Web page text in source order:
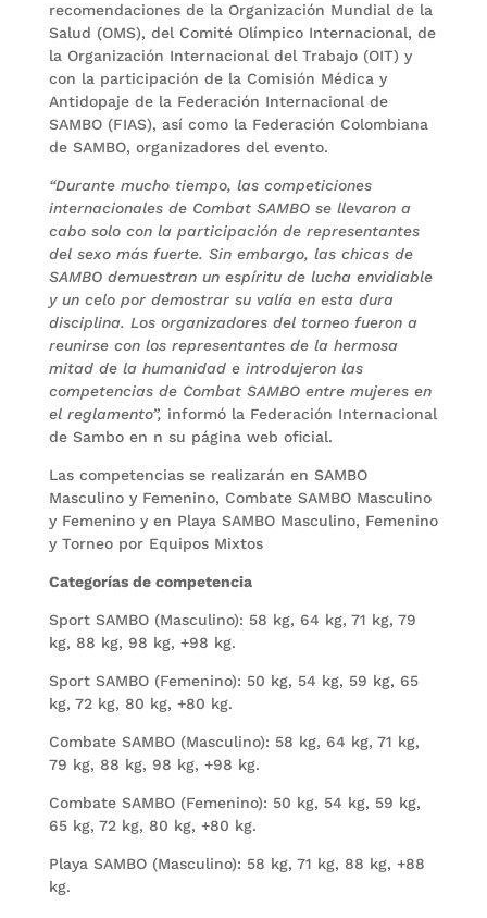
recomendaciones de la Organización Mundial de la
Salud (OMS), del Comité Olímpico Internacional, de
la Organización Internacional del Trabajo (OIT) y
con la participación de la Comisión Médica y
Antidopaje de la Federación Internacional de
SAMBO (FIAS), así como la Federación Colombiana
de SAMBO, organizadores del evento.
“Durante mucho tiempo, las competiciones
internacionales de Combat SAMBO se llevaron a
cabo solo con la participación de representantes
del sexo más fuerte. Sin embargo, las chicas de
SAMBO demuestran un espíritu de lucha envidiable
y un celo por demostrar su valía en esta dura
disciplina. Los organizadores del torneo fueron a
reunirse con los representantes de la hermosa
mitad de la humanidad e introdujeron las
competencias de Combat SAMBO entre mujeres en
el reglamento”, informó la Federación Internacional
de Sambo en n su página web oficial.
Las competencias se realizarán en SAMBO
Masculino y Femenino, Combate SAMBO Masculino
y Femenino y en Playa SAMBO Masculino, Femenino
y Torneo por Equipos Mixtos
Categorías de competencia
Sport SAMBO (Masculino): 58 kg, 64 kg, 71 kg, 79
kg, 88 kg, 98 kg, +98 kg.
Sport SAMBO (Femenino): 50 kg, 54 kg, 59 kg, 65
kg, 72 kg, 80 kg, +80 kg.
Combate SAMBO (Masculino): 58 kg, 64 kg, 71 kg,
79 kg, 88 kg, 98 kg, +98 kg.
Combate SAMBO (Femenino): 50 kg, 54 kg, 59 kg,
65 kg, 72 kg, 80 kg, +80 kg.
Playa SAMBO (Masculino): 58 kg, 71 kg, 88 kg, +88
kg.